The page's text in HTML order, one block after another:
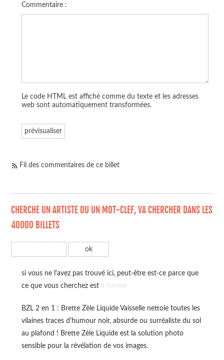
Commentaire :
Le code HTML est affiché comme du texte et les adresses
web sont automatiquement transformées.
Fil des commentaires de ce billet
CHERCHE UN ARTISTE OU UN MOT-CLEF, VA CHERCHER DANS LES
40000 BILLETS
si vous ne l'avez pas trouvé ici, peut-être est-ce parce que
ce que vous cherchez est à l'ombre
BZL 2 en 1 : Brette Zèle Liquide Vaisselle nettoie toutes les
vilaines traces d'humour noir, absurde ou surréaliste du sol
au plafond ! Brette Zèle Liquide est la solution photo
sensible pour la révélation de vos images.